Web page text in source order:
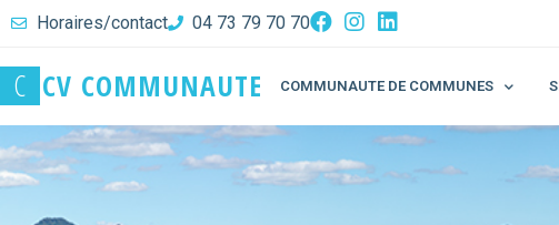
Horaires/contact 04 73 79 70 70
C CV COMMUNAUTE COMMUNAUTE DE COMMUNES